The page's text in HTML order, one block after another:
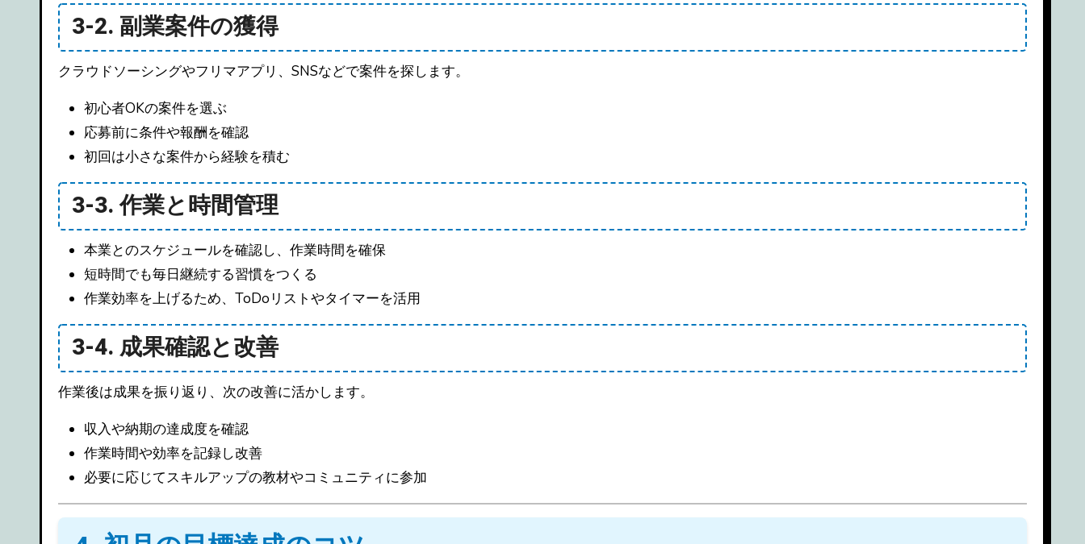
3-2. 副業案件の獲得
クラウドソーシングやフリマアプリ、SNSなどで案件を探します。
初心者OKの案件を選ぶ
応募前に条件や報酬を確認
初回は小さな案件から経験を積む
3-3. 作業と時間管理
本業とのスケジュールを確認し、作業時間を確保
短時間でも毎日継続する習慣をつくる
作業効率を上げるため、ToDoリストやタイマーを活用
3-4. 成果確認と改善
作業後は成果を振り返り、次の改善に活かします。
収入や納期の達成度を確認
作業時間や効率を記録し改善
必要に応じてスキルアップの教材やコミュニティに参加